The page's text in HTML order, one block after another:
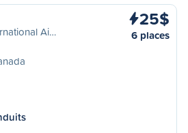
Ai…
25$
6 places